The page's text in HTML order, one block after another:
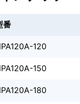
番
120
150
180